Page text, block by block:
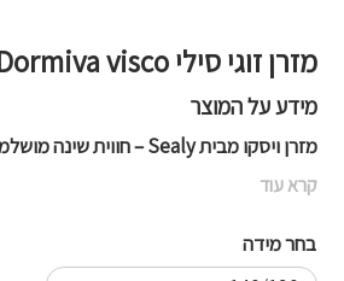
מזרן זוגי סילי Dormiva visco
מידע על המוצר
מזרן ויסקו מבית Sealy – חווית שינה מושלמת ונוחות ללא פשרת!
קרא עוד
בחר מידה